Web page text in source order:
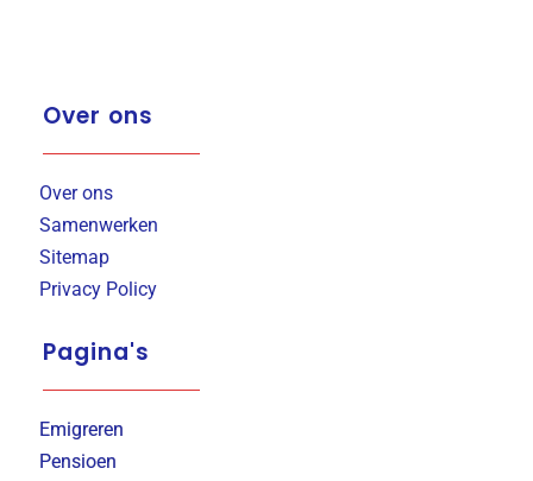
Over ons
Over ons
Samenwerken
Sitemap
Privacy Policy
Pagina's
Emigreren
Pensioen